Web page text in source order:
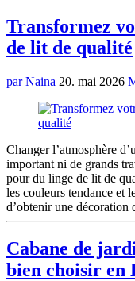
Menu
Transformez
de lit de qualité
par Naina 20. mai 2026
Changer l’atmosphère
important ni de grands
pour du linge de lit de
les couleurs tendance et
d’obtenir une décoration
Cabane de
bien choisir en